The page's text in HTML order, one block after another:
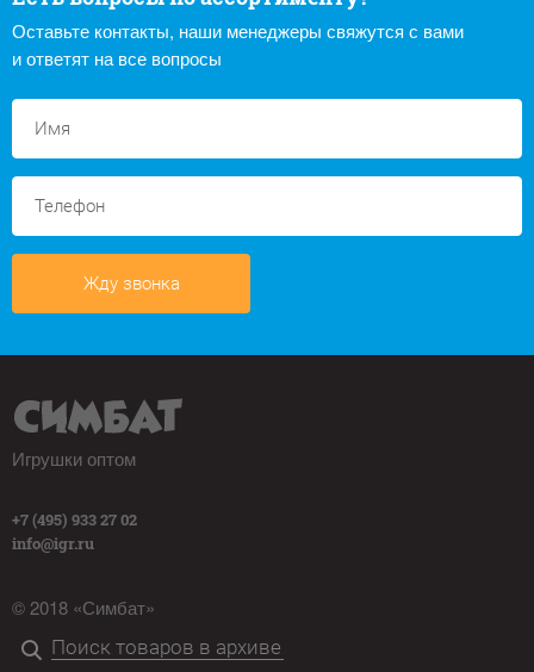
Оставьте контакты, наши менеджеры свяжутся с вами
и ответят на все вопросы
Жду звонка
Игрушки оптом
+7 (495) 933 27 02
info@igr.ru
© 2018 «Симбат»